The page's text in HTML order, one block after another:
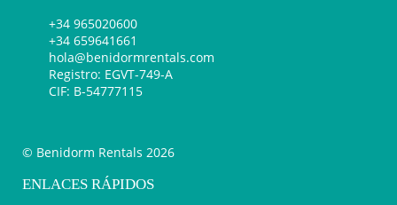
+34 965020600
+34 659641661
hola@benidormrentals.com
Registro: EGVT-749-A
CIF: B-54777115
© Benidorm Rentals 2026
ENLACES RÁPIDOS